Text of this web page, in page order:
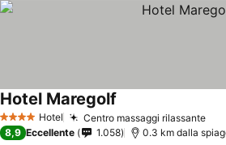
4 Stelle Hotel Centro massaggi rilassante
Hotel Maregolf
8,9 Eccellente 1.058 0.3 km dalla